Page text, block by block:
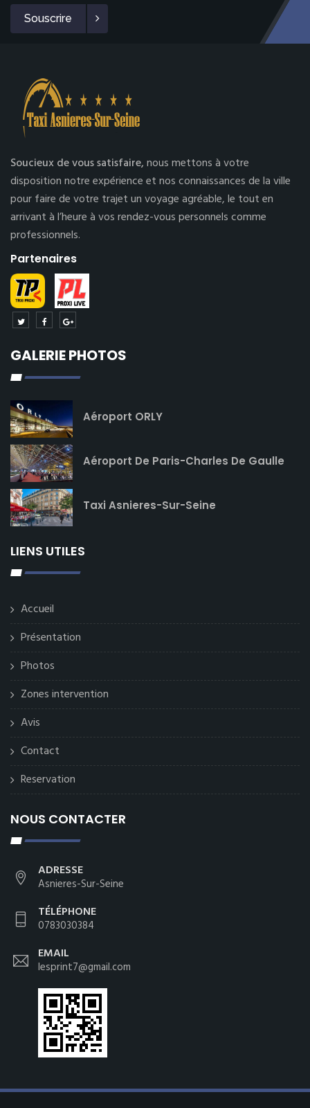
Souscrire
Soucieux de vous satisfaire,nous mettons à votre
disposition notre expérience et nos connaissances de la ville
pour faire de votre trajet un voyage agréable, le tout en
arrivant à l’heure à vos rendez-vous personnels comme
professionnels.
Partenaires
GALERIE PHOTOS
Aéroport ORLY
Aéroport De Paris-Charles De Gaulle
Taxi Asnieres-Sur-Seine
LIENS UTILES
Accueil
Présentation
Photos
Zones intervention
Avis
Contact
Reservation
NOUS CONTACTER
ADRESSE
Asnieres-Sur-Seine
TÉLÉPHONE
0783030384
EMAIL
lesprint7@gmail.com